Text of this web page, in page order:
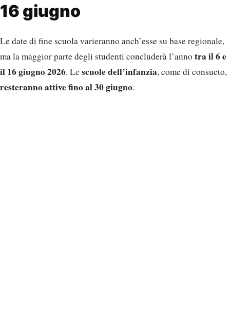
16 giugno
Le date di fine scuola varieranno anch’esse su base regionale,
ma la maggior parte degli studenti concluderà l’anno tra il 6 e
il 16 giugno 2026. Lescuole dell’infanzia, come di consueto,
resteranno attive fino al 30 giugno.